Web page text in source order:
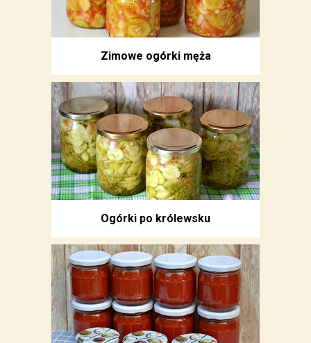
Zimowe ogórki męża
Ogórki po królewsku